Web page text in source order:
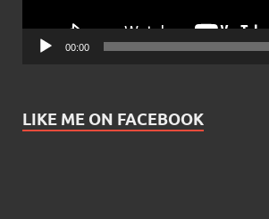
00:00
LIKE ME ON FACEBOOK